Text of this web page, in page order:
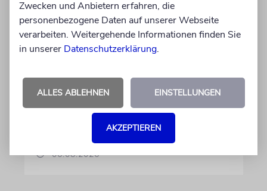
JUSTIZ
Israelischer Siedler wegen
Tötung eines Palästinensers
angeklagt
Der getötete Aktivist setzte sich gegen
Siedlergewalt ein und war an dem Oscar-
prämierten Film »No Other Land« beteiligt.
06.08.2026
Zwecken und Anbietern erfahren, die
personenbezogene Daten auf unserer Webseite
verarbeiten. Weitergehende Informationen finden Sie
in unserer Datenschutzerklärung.
ALLES ABLEHNEN EINSTELLUNGEN
AKZEPTIEREN